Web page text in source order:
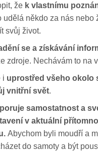
že k vlastnímu
udělá někdo za nás nebo
svůj život.
se a získávání
zdroje. Nechávám to na
i uprostřed všeho okolo
vnitřní svět.
samostatnost a
v aktuální
Abychom byli moudří a
do samoty a být